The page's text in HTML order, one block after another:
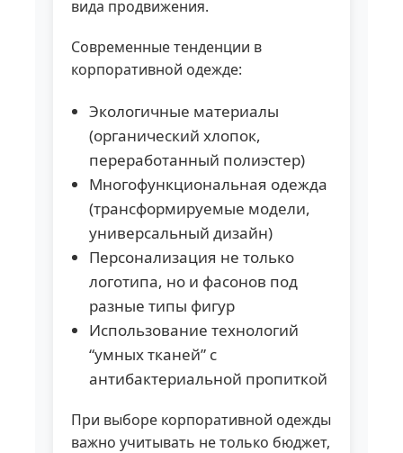
вида продвижения.
Современные тенденции в
корпоративной одежде:
Экологичные материалы
(органический хлопок,
переработанный полиэстер)
Многофункциональная одежда
(трансформируемые модели,
универсальный дизайн)
Персонализация не только
логотипа, но и фасонов под
разные типы фигур
Использование технологий
“умных тканей” с
антибактериальной пропиткой
При выборе корпоративной одежды
важно учитывать не только бюджет,